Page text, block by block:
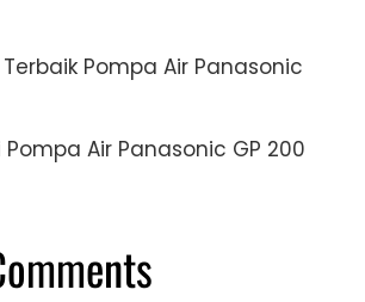
Pompa Air Panasonic
Pompa Air Panasonic GP 200